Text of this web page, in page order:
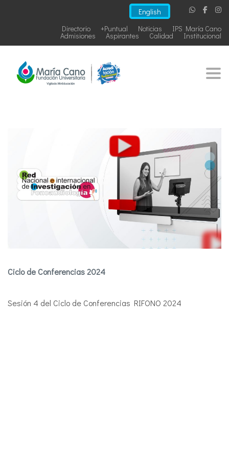
English
IPS María Cano
Noticias
+Puntual
Directorio
Institucional
Calidad
Aspirantes
Admisiones
Ciclo de Conferencias 2024
Sesión 4 del Ciclo de Conferencias RIFONO 2024